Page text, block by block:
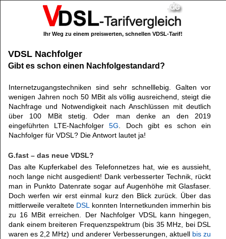
Ihr Weg zu einem preiswerten, schnellen VDSL-Tarif!
VDSL Nachfolger
Gibt es schon einen Nachfolgestandard?
Internetzugangstechniken sind sehr schnelllebig. Galten vor
wenigen Jahren noch 50 MBit als völlig ausreichend, steigt die
Nachfrage und Notwendigkeit nach Anschlüssen mit deutlich
über 100 MBit stetig. Oder man denke an den 2019
eingeführten LTE-Nachfolger5G . Doch gibt es schon ein
Nachfolger für VDSL? Die Antwort lautet ja!
G.fast – das neue VDSL?
Das alte Kupferkabel des Telefonnetzes hat, wie es aussieht,
noch lange nicht ausgedient! Dank verbesserter Technik, rückt
man in Punkto Datenrate sogar auf Augenhöhe mit Glasfaser.
Doch werfen wir erst einmal kurz den Blick zurück. Über das
mittlerweile veraltete DSL
konnten Internetkunden immerhin bis
zu 16 MBit erreichen. Der Nachfolger VDSL kann hingegen,
dank einem breiteren Frequenzspektrum (bis 35 MHz, bei DSL
waren es 2,2 MHz) und anderer Verbesserungen, aktuell bis zu